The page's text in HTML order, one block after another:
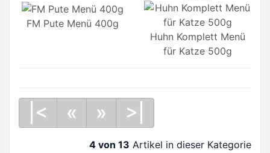
FM Pute Menü 400g
Huhn Komplett Menü
für Katze 500g
|< « » >|
4 von 13 Artikel in dieser Kategorie